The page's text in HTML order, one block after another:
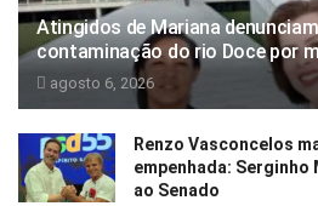
Atingidos de Mariana
contaminação do rio Doce por
agosto 6, 2026
Renzo Vasconcelos
empenhada:
ao Senado